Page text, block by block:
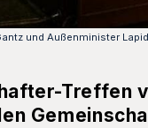
und Außenminister
Treffen